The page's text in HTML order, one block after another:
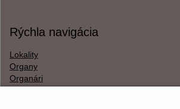
Rýchla navigácia
Lokality
Organy
Organári